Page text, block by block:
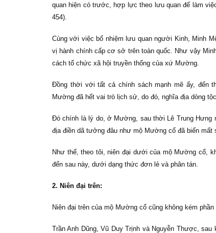
quan hiện có trước, hợp lực theo lưu quan để làm
454).
Cùng với việc bổ nhiệm lưu quan người Kinh, Minh
vị hành chính cấp cơ sở trên toàn quốc. Như vậy
cách tổ chức xã hội truyền thống của xứ Mường.
Đồng thời với tất cả chính sách mạnh mẽ ấy, đến
Mường đã hết vai trò lịch sử, do đó, nghĩa địa dòng
Đó chính là lý do, ở Mường, sau thời Lê Trung Hưng
địa điền dã tưởng đâu như mộ Mường cổ đã biến mất
Như thế, theo tôi, niên đại dưới của mộ Mường cổ,
đến sau này, dưới dạng thức đơn lẻ và phân tán.
2. Niên đại trên:
Niên đại trên của mộ Mường cổ cũng không kém
Trần Anh Dũng, Vũ Duy Trịnh và Nguyễn Thược,